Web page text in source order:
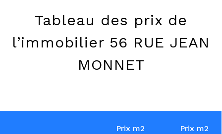
Tableau des prix de
l’immobilier 56 RUE JEAN
MONNET
Prix m2
Prix m2